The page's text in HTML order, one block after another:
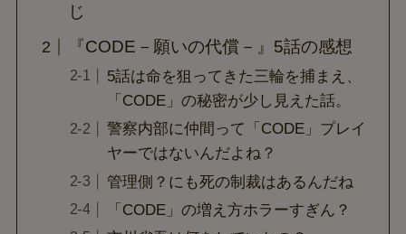
じ
『CODE－願いの代償－』5話の感想
5話は命を狙ってきた三輪を捕まえ、
「CODE」の秘密が少し見えた話。
警察内部に仲間って「CODE」プレイ
ヤーではないんだよね？
管理側？にも死の制裁はあるんだね
「CODE」の増え方ホラーすぎん？